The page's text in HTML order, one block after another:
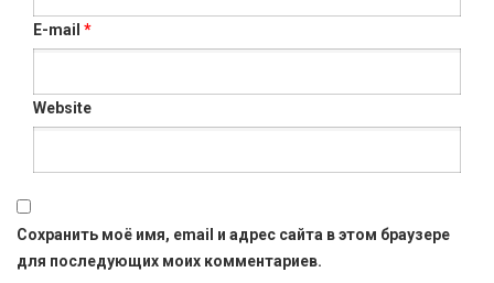
E-mail *
Website
Сохранить моё имя, email и адрес сайта в этом браузере
для последующих моих комментариев.